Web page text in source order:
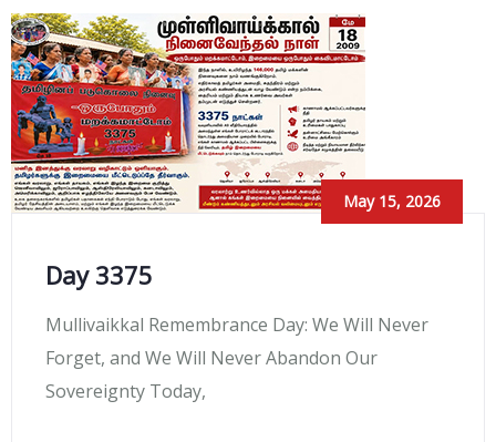
May 15, 2026
Day 3375
Mullivaikkal Remembrance Day: We Will Never
Forget, and We Will Never Abandon Our
Sovereignty Today,